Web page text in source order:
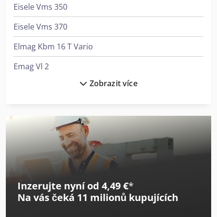
Eisele Vms 350
Eisele Vms 370
Elmag Kbm 16 T Vario
Emag Vl 2
Emag Vlc 250
Emag Vsc 250
Emag Vsc 400
Emag Vsc 500
Zobrazit více
Inzerujte nyní od 4,49 €*
Na vás čeká 11 milionů kupujících